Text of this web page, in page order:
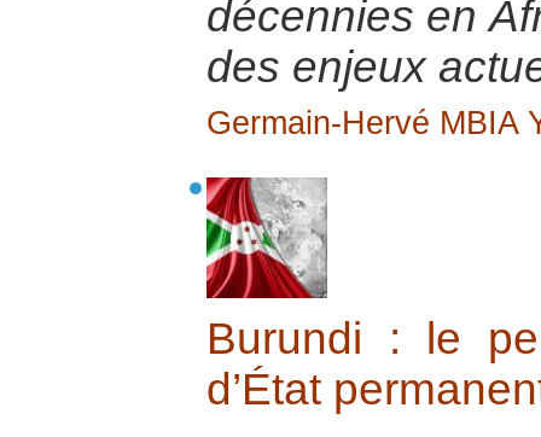
décennies en
des enjeux
Germain-Hervé MBIA
Burundi : le
d’État